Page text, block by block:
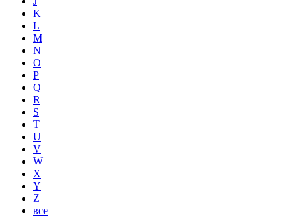
K
L
M
N
O
P
Q
R
S
T
U
V
W
X
Y
Z
все